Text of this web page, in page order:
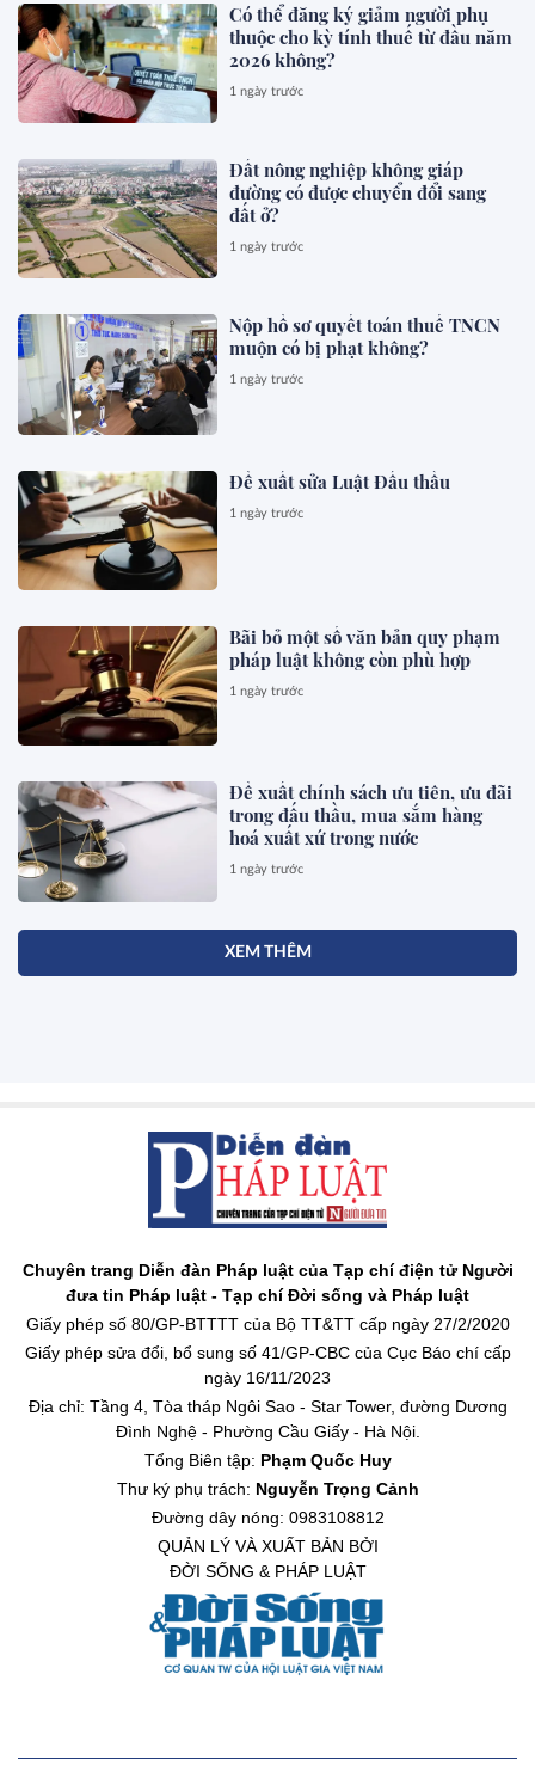
Có thể đăng ký giảm người phụ
thuộc cho kỳ tính thuế từ đầu năm
2026 không?
1 ngày trước
Đất nông nghiệp không giáp
đường có được chuyển đổi sang
đất ở?
1 ngày trước
Nộp hồ sơ quyết toán thuế TNCN
muộn có bị phạt không?
1 ngày trước
Đề xuất sửa Luật Đấu thầu
1 ngày trước
Bãi bỏ một số văn bản quy phạm
pháp luật không còn phù hợp
1 ngày trước
Đề xuất chính sách ưu tiên, ưu đãi
trong đấu thầu, mua sắm hàng
hoá xuất xứ trong nước
1 ngày trước
XEM THÊM
Chuyên trang Diễn đàn Pháp luật của Tạp chí điện tử Người
đưa tin Pháp luật - Tạp chí Đời sống và Pháp luật
Giấy phép số 80/GP-BTTTT của Bộ TT&TT cấp ngày 27/2/2020
Giấy phép sửa đổi, bổ sung số 41/GP-CBC của Cục Báo chí cấp
ngày 16/11/2023
Địa chỉ: Tầng 4, Tòa tháp Ngôi Sao - Star Tower, đường Dương
Đình Nghệ - Phường Cầu Giấy - Hà Nội.
Tổng Biên tập: Phạm Quốc Huy
Thư ký phụ trách: Nguyễn Trọng Cảnh
Đường dây nóng: 0983108812
QUẢN LÝ VÀ XUẤT BẢN BỞI
ĐỜI SỐNG & PHÁP LUẬT